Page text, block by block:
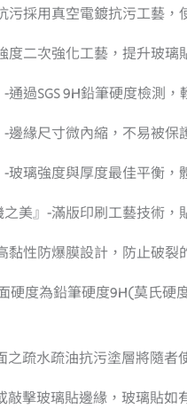
採用真空電鍍抗污工藝，
二次強化工藝，提升玻璃
過SGS 9H鉛筆硬度檢測，
緣尺寸微內縮，不易被保
璃強度與厚度最佳平衡，
美』-滿版印刷工藝技術，
性防爆膜設計，防止破裂
硬度為鉛筆硬度9H(莫氏硬
疏水疏油抗污塗層將隨者
擊玻璃貼邊緣，玻璃貼如